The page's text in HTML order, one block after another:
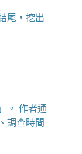
尾，挖出
。 作者通
調查時間